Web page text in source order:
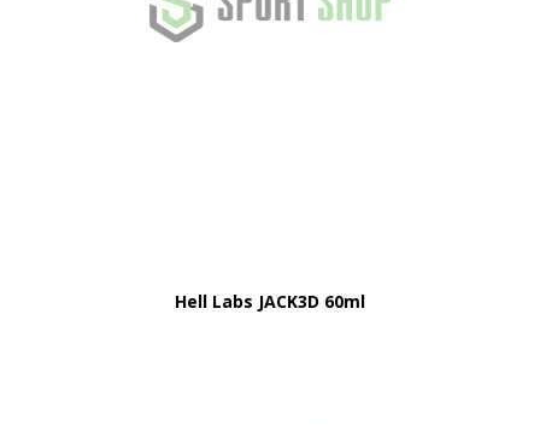
Hell Labs JACK3D 60ml